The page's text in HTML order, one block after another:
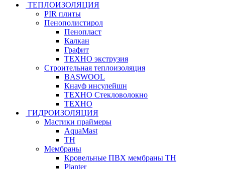
ТЕПЛОИЗОЛЯЦИЯ
PIR плиты
Пенополистирол
Пенопласт
Калкан
Графит
ТЕХНО экструзия
Строительная теплоизоляция
BASWOOL
Кнауф инсулейшн
ТЕХНО Стекловолокно
ТЕХНО
ГИДРОИЗОЛЯЦИЯ
Мастики праймеры
AquaMast
ТН
Мембраны
Кровельные ПВХ мембраны ТН
Planter